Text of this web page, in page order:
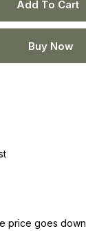
price goes down